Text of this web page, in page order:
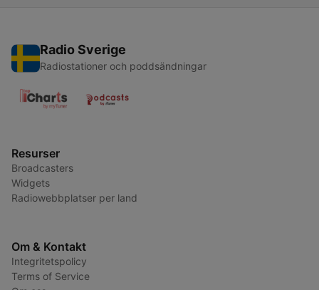
Radio Sverige
Radiostationer och poddsändningar
Resurser
Broadcasters
Widgets
Radiowebbplatser per land
Om & Kontakt
Integritetspolicy
Terms of Service